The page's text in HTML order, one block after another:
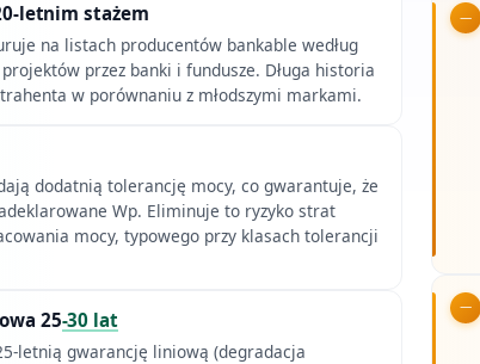
letnim stażem
na listach producentów bankable według
przez banki i fundusze. Długa historia
w porównaniu z młodszymi markami.
dodatnią tolerancję mocy, co gwarantuje, że
Wp. Eliminuje to ryzyko strat
mocy, typowego przy klasach tolerancji
25-30 lat
letnią gwarancję liniową (degradacja